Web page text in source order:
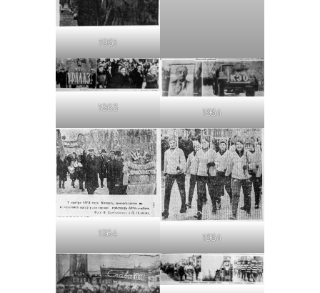
1961
1963 1964
1964 1964